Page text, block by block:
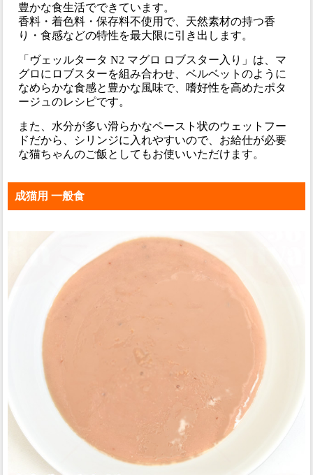
豊かな食生活でできています。
香料・着色料・保存料不使用で、天然素材の持つ香
り・食感などの特性を最大限に引き出します。
「ヴェッルタータ N2 マグロ ロブスター入り」は、マ
グロにロブスターを組み合わせ、ベルベットのように
なめらかな食感と豊かな風味で、嗜好性を高めたポタ
ージュのレシピです。
また、水分が多い滑らかなペースト状のウェットフー
ドだから、シリンジに入れやすいので、お給仕が必要
な猫ちゃんのご飯としてもお使いいただけます。
成猫用 一般食